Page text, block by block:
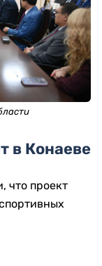
в Конаеве
что проект